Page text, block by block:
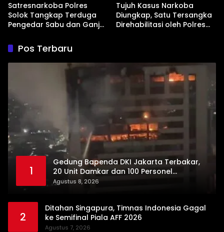
Satresnarkoba Polres
Solok Tangkap Terduga
Pengedar Sabu dan Ganja
Tujuh Kasus Narkoba
Diungkap, Satu Tersangka
Direhabilitasi oleh Polres
Pos Terbaru
1
Gedung Bapenda DKI Jakarta Terbakar,
20 Unit Damkar dan 100 Personel
Dikerahkan
Agustus 8, 2026
2
Ditahan Singapura, Timnas Indonesia Gagal
ke Semifinal Piala AFF 2026
Agustus 7, 2026